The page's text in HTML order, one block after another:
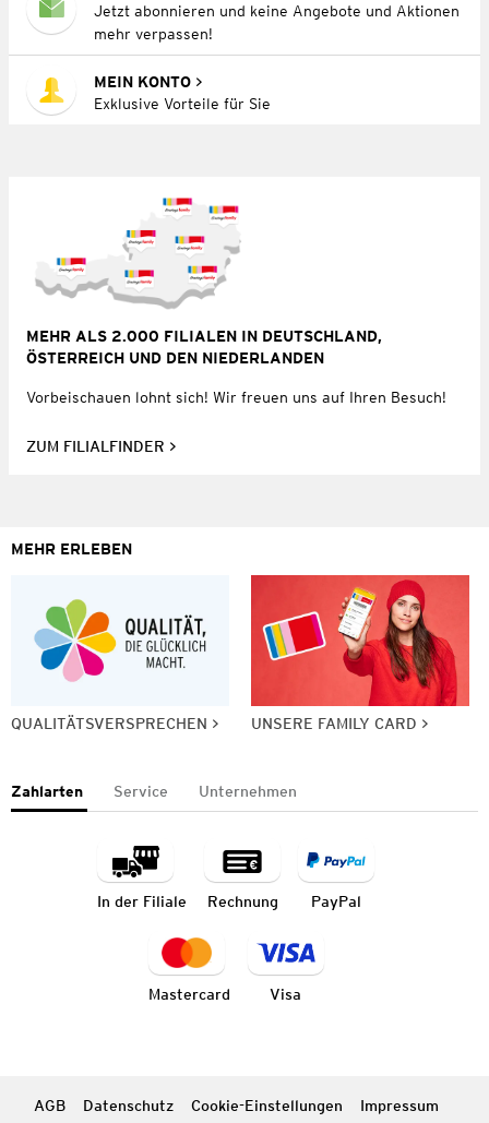
Jetzt abonnieren und keine Angebote und Aktionen
mehr verpassen!
MEIN KONTO
Exklusive Vorteile für Sie
MEHR ALS 2.000 FILIALEN IN DEUTSCHLAND,
ÖSTERREICH UND DEN NIEDERLANDEN
Vorbeischauen lohnt sich! Wir freuen uns auf Ihren Besuch!
ZUM FILIALFINDER
MEHR ERLEBEN
QUALITÄTSVERSPRECHEN UNSERE FAMILY CARD
Zahlarten Service Unternehmen
In der Filiale Rechnung PayPal
Mastercard Visa
AGB Datenschutz Cookie-Einstellungen
Impressum